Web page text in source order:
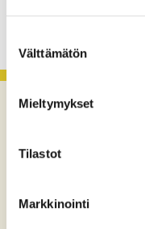
valinta
Välttämätön
Mieltymykset
Tilastot
Markkinointi
KATSO KAIKKI